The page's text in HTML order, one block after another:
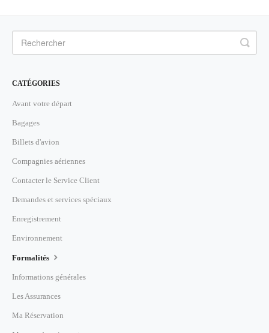
CATÉGORIES
Avant votre départ
Bagages
Billets d'avion
Compagnies aériennes
Contacter le Service Client
Demandes et services spéciaux
Enregistrement
Environnement
Formalités
Informations générales
Les Assurances
Ma Réservation